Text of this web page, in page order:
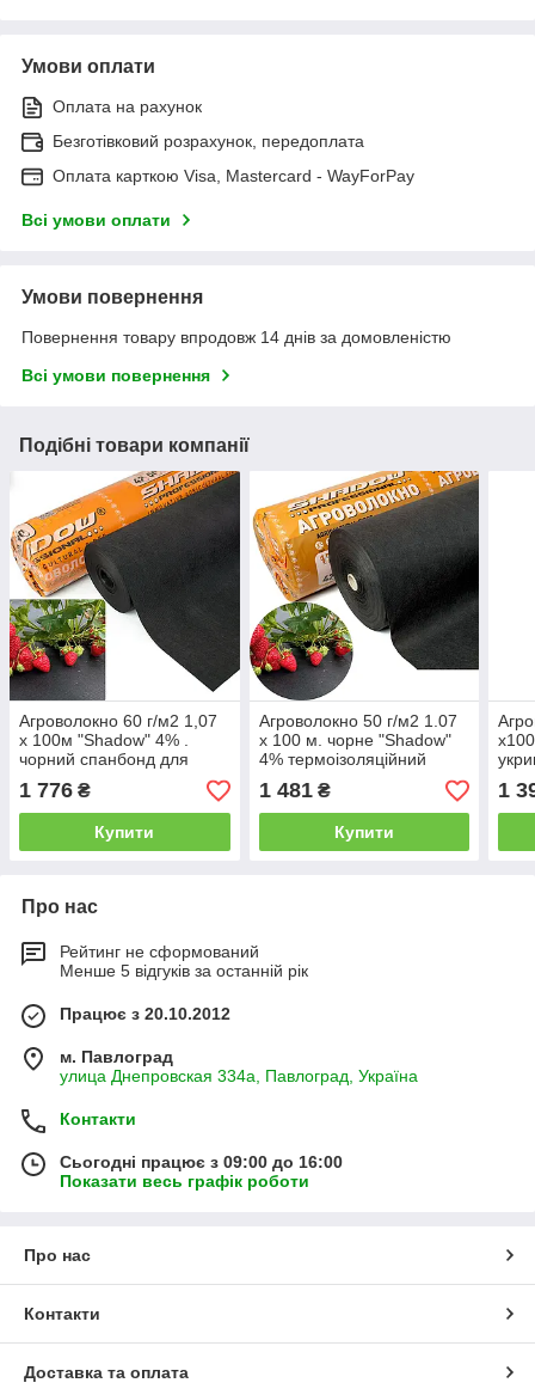
Умови оплати
Оплата на рахунок
Безготівковий розрахунок, передоплата
Оплата карткою Visa, Mastercard - WayForPay
Всі умови оплати
Умови повернення
Повернення товару впродовж 14 днів за домовленістю
Всі умови повернення
Подібні товари компанії
Агроволокно 60 г/м2 1,07
х 100м "Shadow" 4% .
чорний спанбонд для
полуниці
1 776 ₴
Купити
Агроволокно 50 г/м2 1.07
х 100 м. чорне "Shadow"
4% термоізоляційний
настил для рослин
1 481₴
Купити
1
Про нас
Рейтинг не сформований
Менше 5 відгуків за останній рік
Працює з 20.10.2012
м. Павлоград
улица Днепровская 334а, Павлоград, Україна
Контакти
Сьогодні працює з 09:00 до 16:00
Показати весь графік роботи
Про нас
Контакти
Доставка та оплата